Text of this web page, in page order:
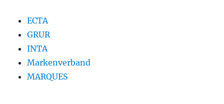
ECTA
GRUR
INTA
Markenverband
MARQUES